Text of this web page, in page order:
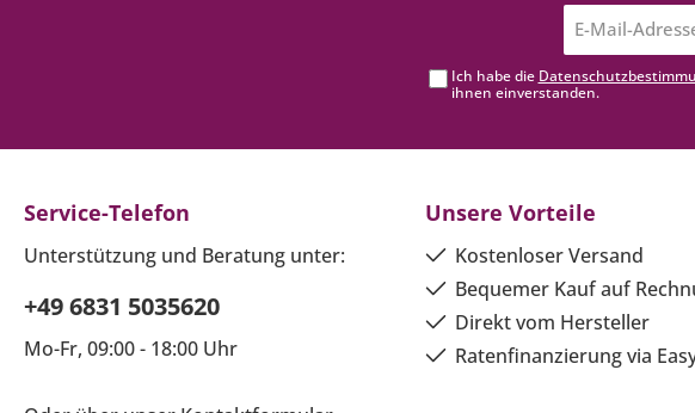
Ich habe die
ihnen einverstanden.
Service-Telefon
Unterstützung und Beratung unter:
+49 6831 5035620
Mo-Fr, 09:00 - 18:00 Uhr
Unsere Vorteile
Kostenloser Versand
Bequemer Kauf auf
Direkt vom Hersteller
Ratenfinanzierung via